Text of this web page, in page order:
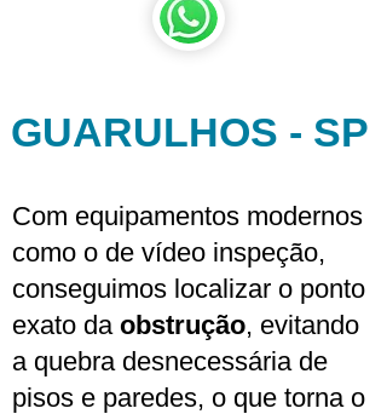
GUARULHOS - SP
Com equipamentos modernos
como o de vídeo inspeção,
conseguimos localizar o ponto
exato da obstrução, evitando
a quebra desnecessária de
pisos e paredes, o que torna o